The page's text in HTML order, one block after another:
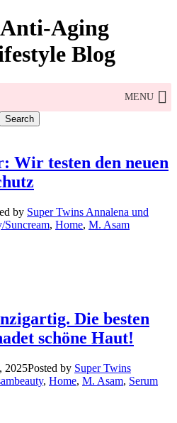
Anti-Aging
Blog
MENU
Wir testen den neuen
by Super Twins Annalena und
Suncream, Home, M. Asam
Die besten
schöne Haut!
2025Posted by Super Twins
, Home, M. Asam, Serum